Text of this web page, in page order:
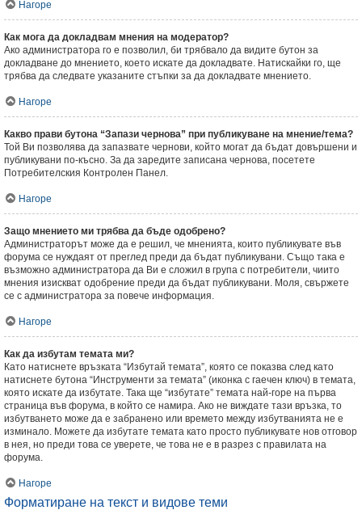
Нагоре
Как мога да докладвам мнения на модератор?
Ако администратора го е позволил, би трябвало да видите бутон за
докладване до мнението, което искате да докладвате. Натискайки го, ще
трябва да следвате указаните стъпки за да докладвате мнението.
Нагоре
Какво прави бутона “Запази чернова” при публикуване на мнение/тема?
Той Ви позволява да запазвате чернови, който могат да бъдат довършени и
публикувани по-късно. За да заредите записана чернова, посетете
Потребителския Контролен Панел.
Нагоре
Защо мнението ми трябва да бъде одобрено?
Администраторът може да е решил, че мненията, които публикувате във
форума се нуждаят от преглед преди да бъдат публикувани. Също така е
възможно администратора да Ви е сложил в група с потребители, чиито
мнения изискват одобрение преди да бъдат публикувани. Моля, свържете
се с администратора за повече информация.
Нагоре
Как да избутам темата ми?
Като натиснете връзката “Избутай темата”, която се показва след като
натиснете бутона “Инструменти за темата” (иконка с гаечен ключ) в темата,
която искате да избутате. Така ще “избутате” темата най-горе на първа
страница във форума, в който се намира. Ако не виждате тази връзка, то
избутването може да е забранено или времето между избутванията не е
изминало. Можете да избутате темата като просто публикувате нов отговор
в нея, но преди това се уверете, че това не е в разрез с правилата на
форума.
Нагоре
Форматиране на текст и видове теми